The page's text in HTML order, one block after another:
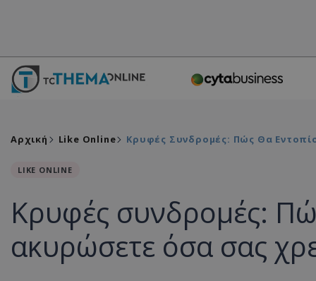
Αρχική Like Online Κρυφές Συνδρομές: Πώς Θα
LIKE ONLINE
Κρυφές συνδρομές:
ακυρώσετε όσα σας